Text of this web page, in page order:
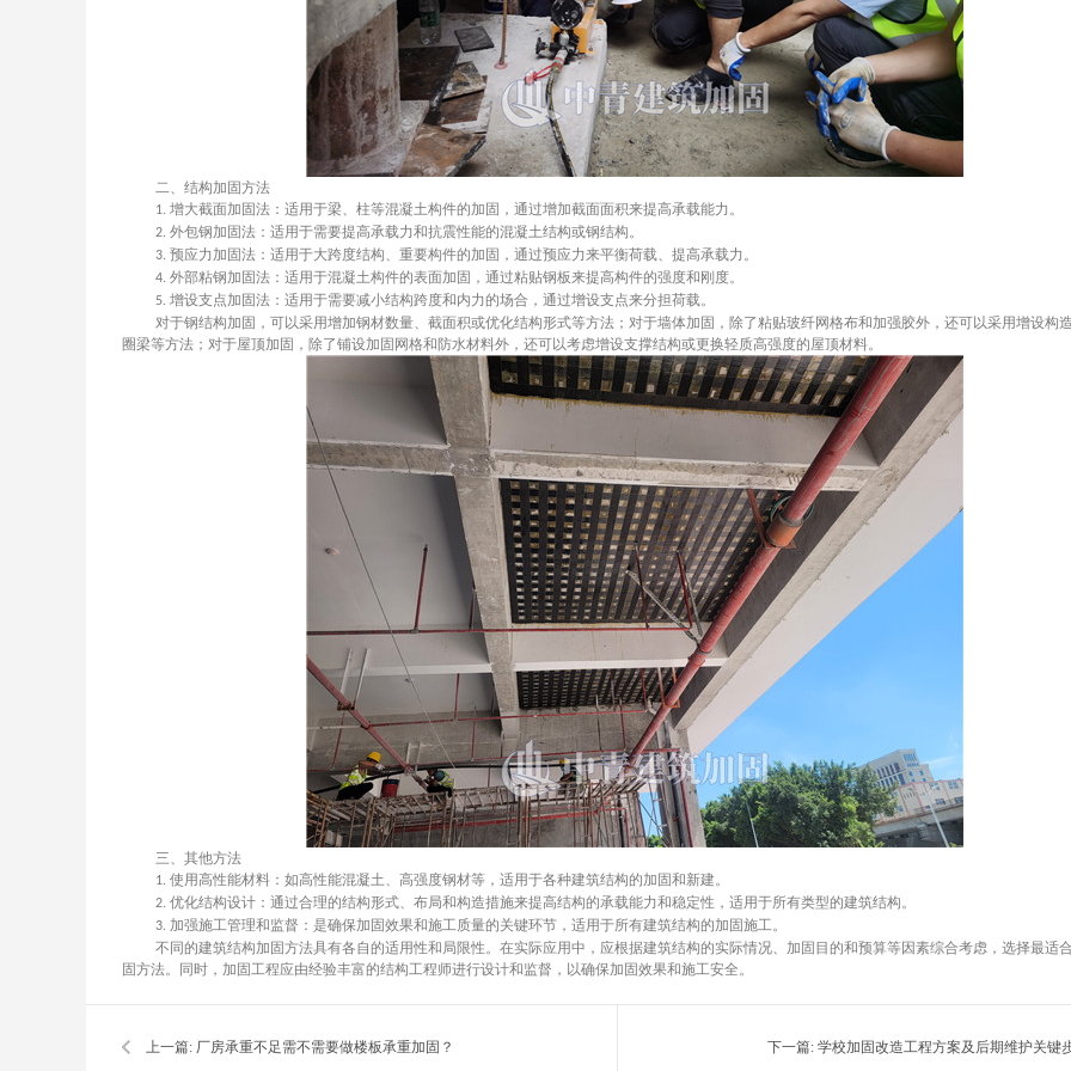
二、结构加固方法
1. 增大截面加固法：适用于梁、柱等混凝土构件的加固，通过增加截面面积来提高承载能力。
2. 外包钢加固法：适用于需要提高承载力和抗震性能的混凝土结构或钢结构。
3. 预应力加固法：适用于大跨度结构、重要构件的加固，通过预应力来平衡荷载、提高承载力。
4. 外部粘钢加固法：适用于混凝土构件的表面加固，通过粘贴钢板来提高构件的强度和刚度。
5. 增设支点加固法：适用于需要减小结构跨度和内力的场合，通过增设支点来分担荷载。
对于钢结构加固，可以采用增加钢材数量、截面积或优化结构形式等方法；对于墙体加固，除了粘贴玻纤网格布和加强胶外，还可以采用增设构
圈梁等方法；对于屋顶加固，除了铺设加固网格和防水材料外，还可以考虑增设支撑结构或更换轻质高强度的屋顶材料。
三、其他方法
1. 使用高性能材料：如高性能混凝土、高强度钢材等，适用于各种建筑结构的加固和新建。
2. 优化结构设计：通过合理的结构形式、布局和构造措施来提高结构的承载能力和稳定性，适用于所有类型的建筑结构。
3. 加强施工管理和监督：是确保加固效果和施工质量的关键环节，适用于所有建筑结构的加固施工。
不同的建筑结构加固方法具有各自的适用性和局限性。在实际应用中，应根据建筑结构的实际情况、加固目的和预算等因素综合考虑，选择最适
固方法。同时，加固工程应由经验丰富的结构工程师进行设计和监督，以确保加固效果和施工安全。
上一篇: 厂房承重不足需不需要做楼板承重加固？ 下一篇: 学校加固改造工程方案及后期维护关键